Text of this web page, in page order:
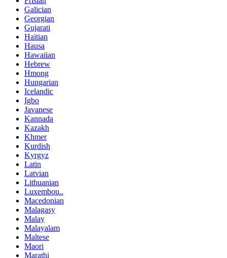
Galician
Georgian
Gujarati
Haitian
Hausa
Hawaiian
Hebrew
Hmong
Hungarian
Icelandic
Igbo
Javanese
Kannada
Kazakh
Khmer
Kurdish
Kyrgyz
Latin
Latvian
Lithuanian
Luxembou..
Macedonian
Malagasy
Malay
Malayalam
Maltese
Maori
Marathi